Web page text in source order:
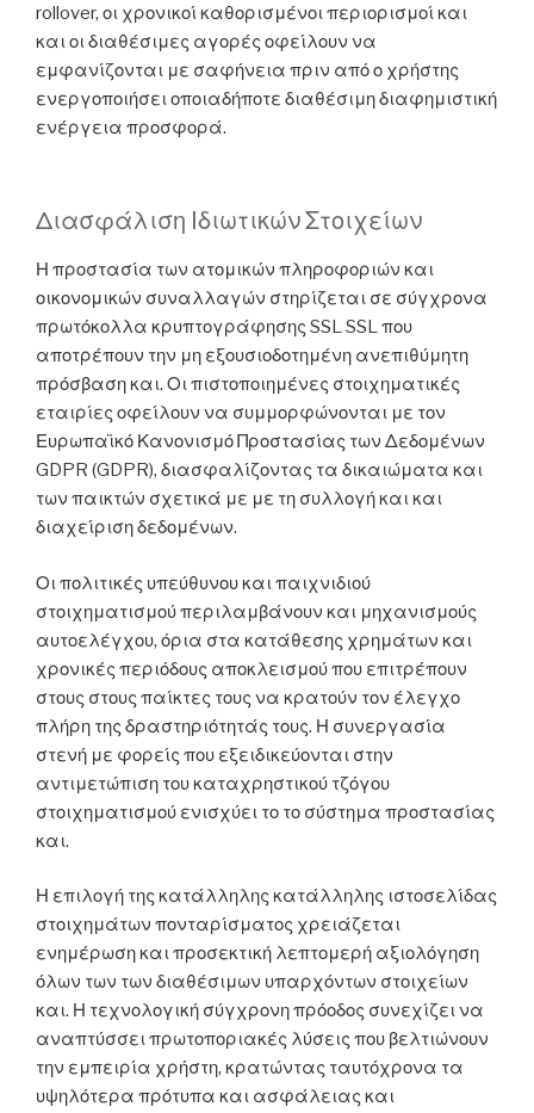
rollover, οι χρονικοί καθορισμένοι περιορισμοί και
και οι διαθέσιμες αγορές οφείλουν να
εμφανίζονται με σαφήνεια πριν από ο χρήστης
ενεργοποιήσει οποιαδήποτε διαθέσιμη διαφημιστική
ενέργεια προσφορά.
Διασφάλιση Ιδιωτικών Στοιχείων
Η προστασία των ατομικών πληροφοριών και
οικονομικών συναλλαγών στηρίζεται σε σύγχρονα
πρωτόκολλα κρυπτογράφησης SSL SSL που
αποτρέπουν την μη εξουσιοδοτημένη ανεπιθύμητη
πρόσβαση και. Οι πιστοποιημένες στοιχηματικές
εταιρίες οφείλουν να συμμορφώνονται με τον
Ευρωπαϊκό Κανονισμό Προστασίας των Δεδομένων
GDPR (GDPR), διασφαλίζοντας τα δικαιώματα και
των παικτών σχετικά με με τη συλλογή και και
διαχείριση δεδομένων.
Οι πολιτικές υπεύθυνου και παιχνιδιού
στοιχηματισμού περιλαμβάνουν και μηχανισμούς
αυτοελέγχου, όρια στα κατάθεσης χρημάτων και
χρονικές περιόδους αποκλεισμού που επιτρέπουν
στους στους παίκτες τους να κρατούν τον έλεγχο
πλήρη της δραστηριότητάς τους. Η συνεργασία
στενή με φορείς που εξειδικεύονται στην
αντιμετώπιση του καταχρηστικού τζόγου
στοιχηματισμού ενισχύει το το σύστημα προστασίας
και.
Η επιλογή της κατάλληλης κατάλληλης ιστοσελίδας
στοιχημάτων πονταρίσματος χρειάζεται
ενημέρωση και προσεκτική λεπτομερή αξιολόγηση
όλων των των διαθέσιμων υπαρχόντων στοιχείων
και. Η τεχνολογική σύγχρονη πρόοδος συνεχίζει να
αναπτύσσει πρωτοποριακές λύσεις που βελτιώνουν
την εμπειρία χρήστη, κρατώντας ταυτόχρονα τα
υψηλότερα πρότυπα και ασφάλειας και